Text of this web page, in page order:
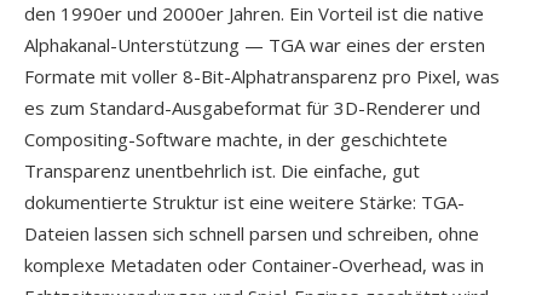
den 1990er und 2000er Jahren. Ein Vorteil ist die native
Alphakanal-Unterstützung — TGA war eines der ersten
Formate mit voller 8-Bit-Alphatransparenz pro Pixel, was
es zum Standard-Ausgabeformat für 3D-Renderer und
Compositing-Software machte, in der geschichtete
Transparenz unentbehrlich ist. Die einfache, gut
dokumentierte Struktur ist eine weitere Stärke: TGA-
Dateien lassen sich schnell parsen und schreiben, ohne
komplexe Metadaten oder Container-Overhead, was in